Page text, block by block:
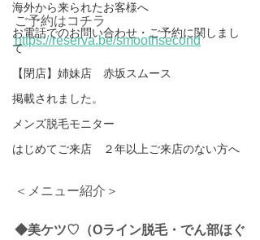
海外から来られたお客様へ
お電話でのお問い合わせ・ご予約に関しまし
て
【閉店】姉妹店 赤坂スムース
掲載されました。
メンズ脱毛モニター
はじめてご来店 ２年以上ご来店のない方へ
ご予約はコチラ
https://reserva.be/smoothsecond
＜メニュー紹介＞
◆美ケツ♡（Oライン脱毛・でん部ほぐ